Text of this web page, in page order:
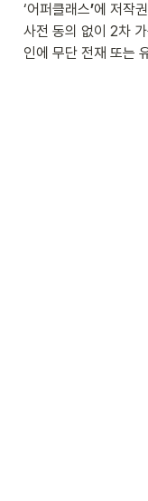
‘어퍼클래스’에 저작
사전 동의 없이 2차
인에 무단 전재 또는